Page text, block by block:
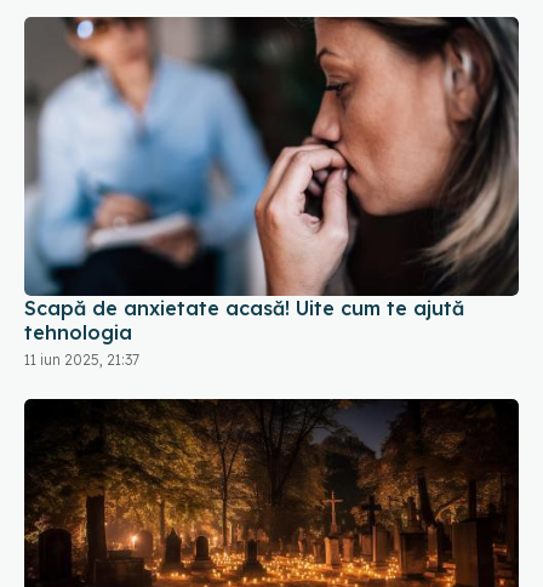
Scapă de anxietate acasă! Uite cum te ajută
tehnologia
11 iun 2025, 21:37